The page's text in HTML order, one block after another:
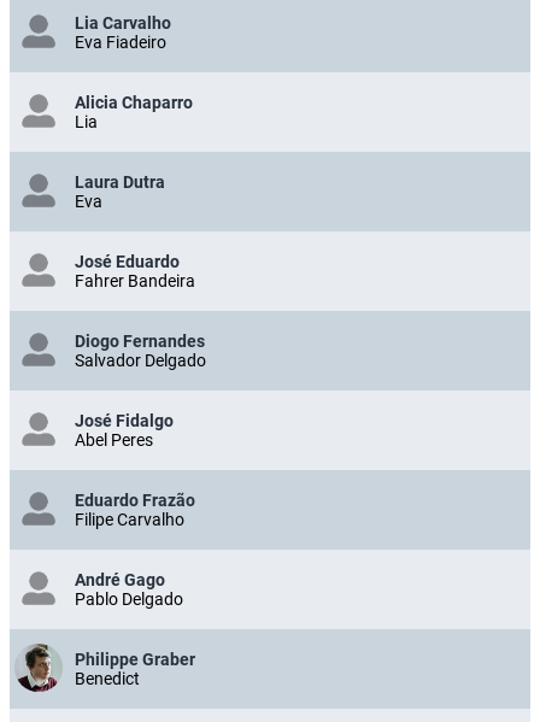
Lia Carvalho
Eva Fiadeiro
Alicia Chaparro
Lia
Laura Dutra
Eva
José Eduardo
Fahrer Bandeira
Diogo Fernandes
Salvador Delgado
José Fidalgo
Abel Peres
Eduardo Frazão
Filipe Carvalho
André Gago
Pablo Delgado
Philippe Graber
Benedict